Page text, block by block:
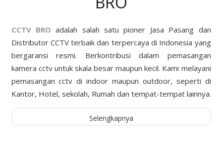
CCTV BRO adalah salah satu pioner Jasa Pasang dan
Distributor CCTV terbaik dan terpercaya di Indonesia yang
bergaransi resmi. Berkontribusi dalam pemasangan
kamera cctv untuk skala besar maupun kecil. Kami melayani
pemasangan cctv di indoor maupun outdoor, seperti di
Kantor, Hotel, sekolah, Rumah dan tempat-tempat lainnya.
Selengkapnya